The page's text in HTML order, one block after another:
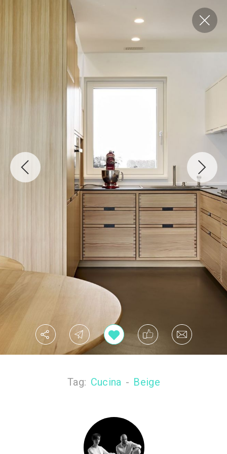
Tag: Cucina - Beige